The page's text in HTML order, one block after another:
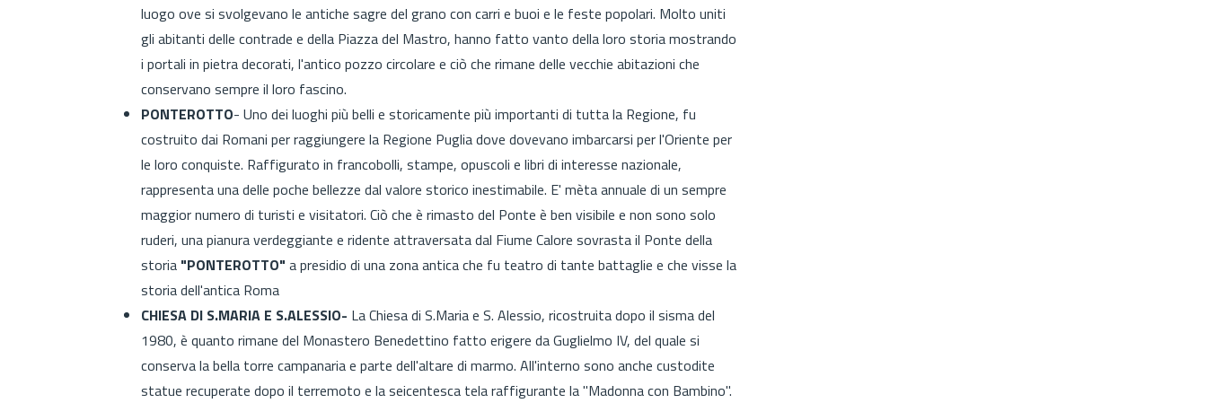
luogo ove si svolgevano le antiche sagre del grano con carri e buoi e le feste popolari. Molto uniti
gli abitanti delle contrade e della Piazza del Mastro, hanno fatto vanto della loro storia mostrando
i portali in pietra decorati, l'antico pozzo circolare e ciò che rimane delle vecchie abitazioni che
conservano sempre il loro fascino.
PONTEROTTO- Uno dei luoghi più belli e storicamente più importanti di tutta la Regione, fu
costruito dai Romani per raggiungere la Regione Puglia dove dovevano imbarcarsi per l'Oriente per
le loro conquiste. Raffigurato in francobolli, stampe, opuscoli e libri di interesse nazionale,
rappresenta una delle poche bellezze dal valore storico inestimabile. E' mèta annuale di un sempre
maggior numero di turisti e visitatori. Ciò che è rimasto del Ponte è ben visibile e non sono solo
ruderi, una pianura verdeggiante e ridente attraversata dal Fiume Calore sovrasta il Ponte della
storia "PONTEROTTO" a presidio di una zona antica che fu teatro di tante battaglie e che visse la
storia dell'antica Roma
CHIESA DI S.MARIA E S.ALESSIO- La Chiesa di S.Maria e S. Alessio, ricostruita dopo il sisma del
1980, è quanto rimane del Monastero Benedettino fatto erigere da Guglielmo IV, del quale si
conserva la bella torre campanaria e parte dell'altare di marmo. All'interno sono anche custodite
statue recuperate dopo il terremoto e la seicentesca tela raffigurante la "Madonna con Bambino".